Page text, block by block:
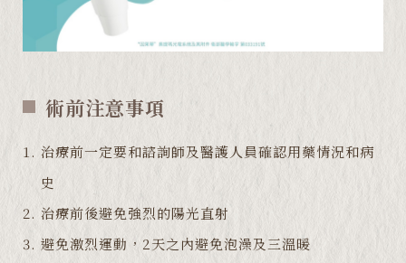
術前注意事項
治療前一定要和諮詢師及醫護人員確認用藥情況和病
史
治療前後避免強烈的陽光直射
避免激烈運動，2天之內避免泡澡及三溫暖